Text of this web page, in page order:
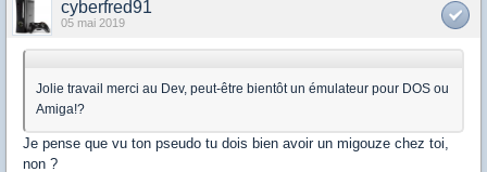
cyberfred91
05 mai 2019
Jolie travail merci au Dev, peut-être bientôt un émulateur pour DOS ou
Amiga!?
Je pense que vu ton pseudo tu dois bien avoir un migouze chez toi,
non ?